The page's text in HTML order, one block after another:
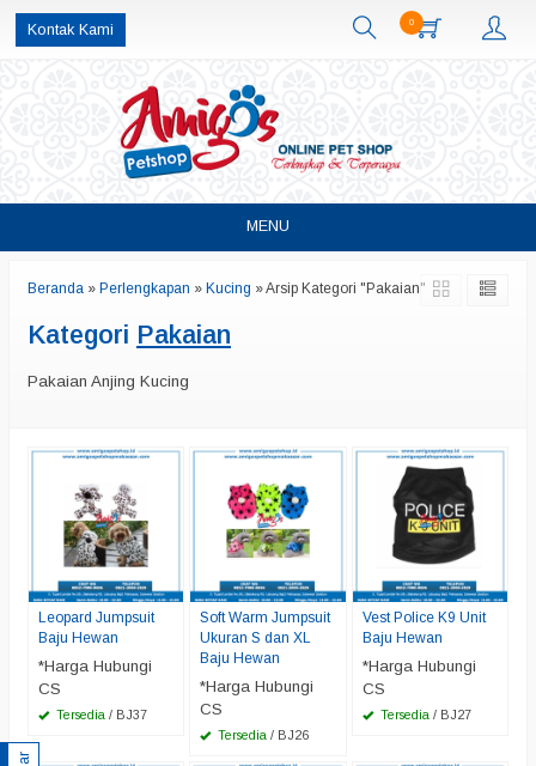
Kontak Kami 0
MENU
Beranda » Perlengkapan » Kucing »Arsip Kategori "Pakaian"
Kategori Pakaian
Pakaian Anjing Kucing
Leopard Jumpsuit
Baju Hewan
*Harga Hubungi
CS
Tersedia / BJ37
Soft Warm Jumpsuit
Ukuran S dan XL
Baju Hewan
*Harga Hubungi
CS
Tersedia / BJ26
Vest Police K9 Unit
Baju Hewan
*Harga Hubungi
CS
Tersedia / BJ27